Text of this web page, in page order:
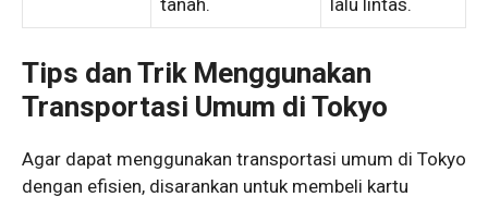
tanah.
lalu lintas.
Tips dan Trik Menggunakan
Transportasi Umum di Tokyo
Agar dapat menggunakan transportasi umum di Tokyo
dengan efisien, disarankan untuk membeli kartu